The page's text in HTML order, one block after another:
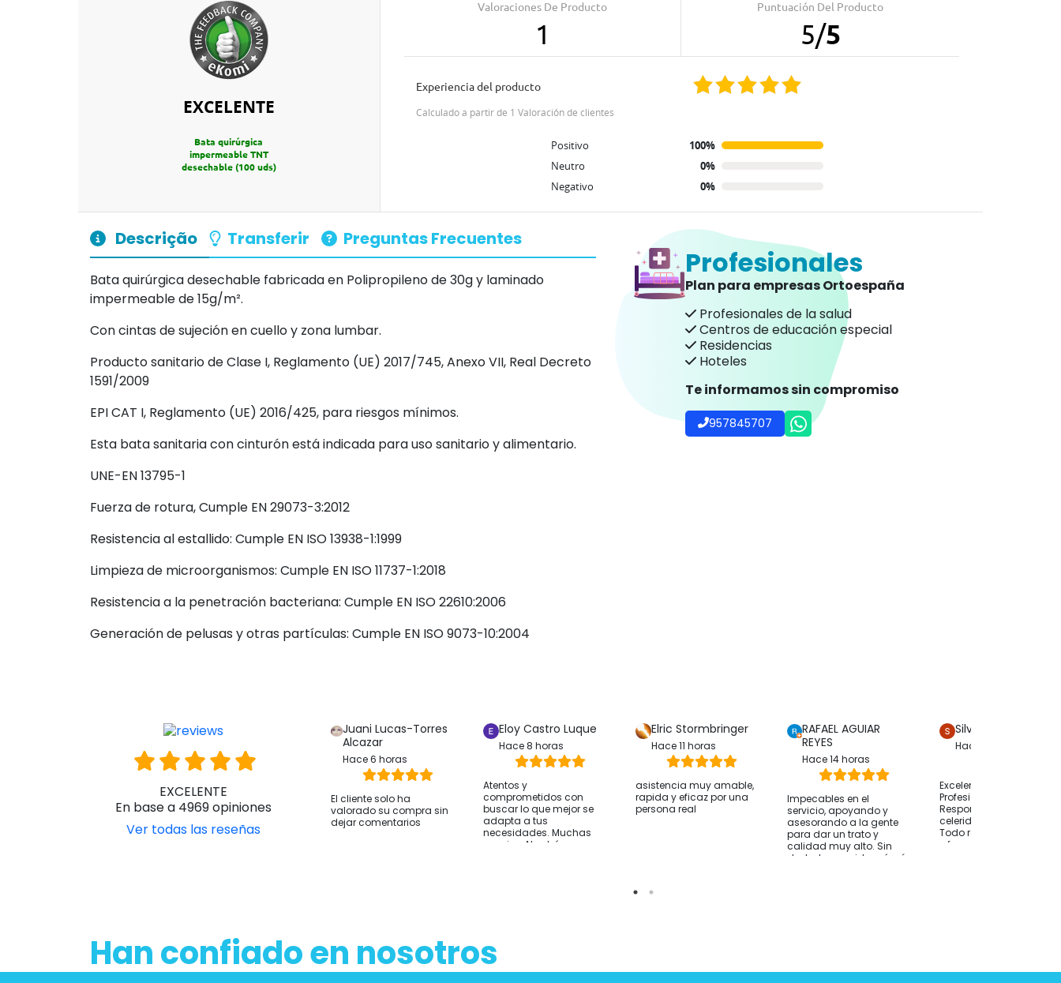
EXCELENTE
Bata quirúrgica
impermeable TNT
desechable (100 uds)
Valoraciones De Producto
1
Puntuación Del Producto
5/5
Experiencia del producto
Calculado a partir de 1 Valoración de clientes
Positivo
100%
Neutro
0%
Negativo
0%
Profesionales
Plan para empresas Ortoespaña
Profesionales de la salud
Centros de educación especial
Residencias
Hoteles
Te informamos sin compromiso
957845707
Descrição Transferir Preguntas Frecuentes
Bata quirúrgica desechable fabricada en Polipropileno de 30g y laminado
impermeable de 15g/m².
Con cintas de sujeción en cuello y zona lumbar.
Producto sanitario de Clase I, Reglamento (UE) 2017/745, Anexo VII, Real Decreto
1591/2009
EPI CAT I, Reglamento (UE) 2016/425, para riesgos mínimos.
Esta bata sanitaria con cinturón está indicada para uso sanitario y alimentario.
UNE-EN 13795-1
Fuerza de rotura, Cumple EN 29073-3:2012
Resistencia al estallido: Cumple EN ISO 13938-1:1999
Limpieza de microorganismos: Cumple EN ISO 11737-1:2018
Resistencia a la penetración bacteriana: Cumple EN ISO 22610:2006
Generación de pelusas y otras partículas: Cumple EN ISO 9073-10:2004
EXCELENTE
En base a 4969 opiniones
Ver todas las reseñas
Juani Lucas-Torres
Alcazar
Hace 6 horas
El cliente solo ha
valorado su compra sin
dejar comentarios
Eloy Castro Luque
Hace 8 horas
Atentos y
comprometidos con
buscar lo que mejor se
adapta a tus
necesidades. Muchas
gracias Abrahán.
Elric Stormbringer
Hace 11 horas
asistencia muy amable,
rapida y eficaz por una
persona real
RAFAEL AGUIAR
REYES
Hace 14 horas
Impecables en el
servicio, apoyando y
asesorando a la gente
para dar un trato y
calidad muy alto. Sin
duda, la consideraré mí
Silvia Merello
Hace 6 horas
Excelente atención
Profesional y humana
Responsabilidad y
celeridad en la gestión
Todo resuelto en tiempo
y forma Gracias
Han confiado en nosotros